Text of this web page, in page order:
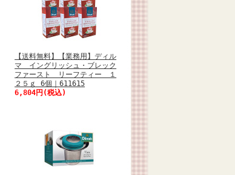
【送料無料】【業務用】ディル
マ イングリッシュ・ブレック
ファースト リーフティー １
２５ｇ 6個｜611615
6,804円(税込)